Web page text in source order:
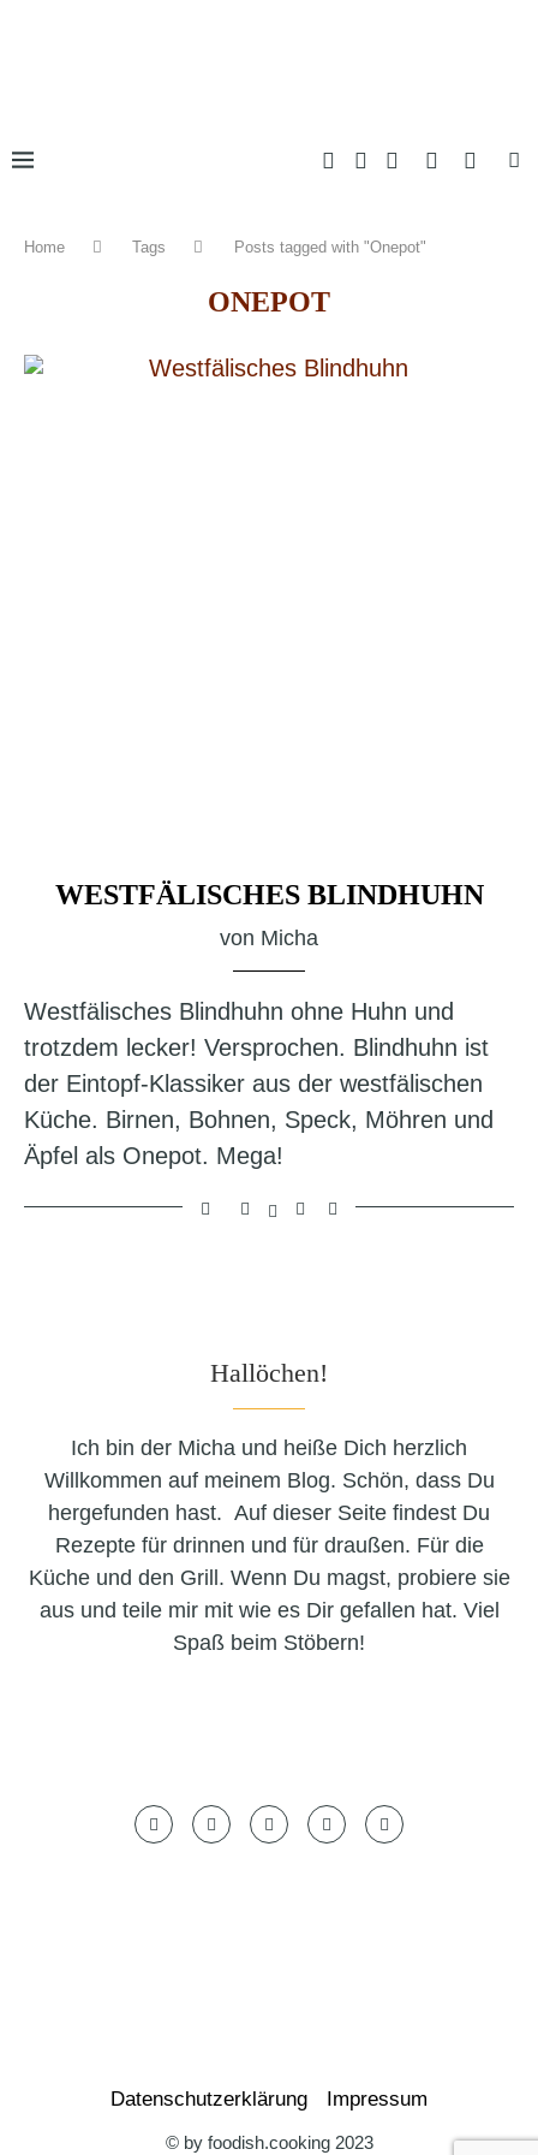
Home Tags Posts tagged with "Onepot"
ONEPOT
WESTFÄLISCHES BLINDHUHN
von Micha
Westfälisches Blindhuhn ohne Huhn und
trotzdem lecker! Versprochen. Blindhuhn ist
der Eintopf-Klassiker aus der westfälischen
Küche. Birnen, Bohnen, Speck, Möhren und
Äpfel als Onepot. Mega!
Hallöchen!
Ich bin der Micha und heiße Dich herzlich
Willkommen auf meinem Blog. Schön, dass Du
hergefunden hast. Auf dieser Seite findest Du
Rezepte für drinnen und für draußen. Für die
Küche und den Grill. Wenn Du magst, probiere sie
aus und teile mir mit wie es Dir gefallen hat. Viel
Spaß beim Stöbern!
Datenschutzerklärung Impressum
© by foodish.cooking 2023